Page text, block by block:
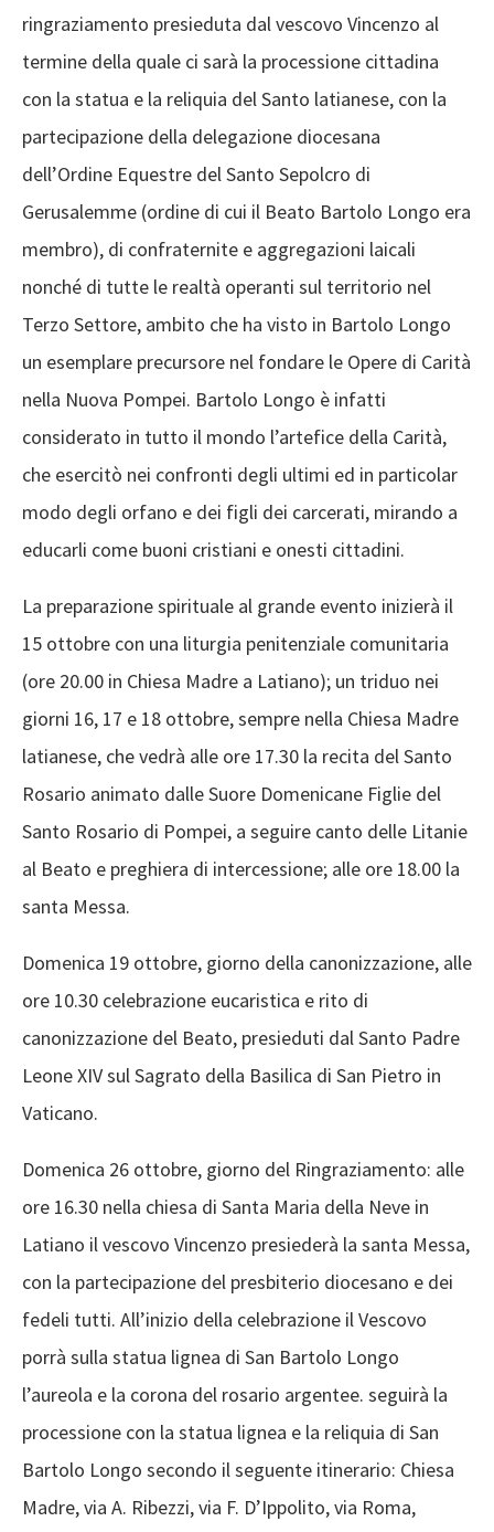
ringraziamento presieduta dal vescovo Vincenzo al
termine della quale ci sarà la processione cittadina
con la statua e la reliquia del Santo latianese, con la
partecipazione della delegazione diocesana
dell’Ordine Equestre del Santo Sepolcro di
Gerusalemme (ordine di cui il Beato Bartolo Longo era
membro), di confraternite e aggregazioni laicali
nonché di tutte le realtà operanti sul territorio nel
Terzo Settore, ambito che ha visto in Bartolo Longo
un esemplare precursore nel fondare le Opere di Carità
nella Nuova Pompei. Bartolo Longo è infatti
considerato in tutto il mondo l’artefice della Carità,
che esercitò nei confronti degli ultimi ed in particolar
modo degli orfano e dei figli dei carcerati, mirando a
educarli come buoni cristiani e onesti cittadini.
La preparazione spirituale al grande evento inizierà il
15 ottobre con una liturgia penitenziale comunitaria
(ore 20.00 in Chiesa Madre a Latiano); un triduo nei
giorni 16, 17 e 18 ottobre, sempre nella Chiesa Madre
latianese, che vedrà alle ore 17.30 la recita del Santo
Rosario animato dalle Suore Domenicane Figlie del
Santo Rosario di Pompei, a seguire canto delle Litanie
al Beato e preghiera di intercessione; alle ore 18.00 la
santa Messa.
Domenica 19 ottobre, giorno della canonizzazione, alle
ore 10.30 celebrazione eucaristica e rito di
canonizzazione del Beato, presieduti dal Santo Padre
Leone XIV sul Sagrato della Basilica di San Pietro in
Vaticano.
Domenica 26 ottobre, giorno del Ringraziamento: alle
ore 16.30 nella chiesa di Santa Maria della Neve in
Latiano il vescovo Vincenzo presiederà la santa Messa,
con la partecipazione del presbiterio diocesano e dei
fedeli tutti. All’inizio della celebrazione il Vescovo
porrà sulla statua lignea di San Bartolo Longo
l’aureola e la corona del rosario argentee. seguirà la
processione con la statua lignea e la reliquia di San
Bartolo Longo secondo il seguente itinerario: Chiesa
Madre, via A. Ribezzi, via F. D’Ippolito, via Roma,